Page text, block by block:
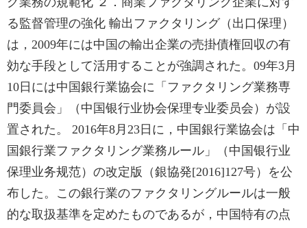
る監督管理の強化 輸出ファクタリング（出口保理）
は，2009年には中国の輸出企業の売掛債権回収の有
効な手段として活用することが強調された。09年3月
10日には中国銀行業協会に「ファクタリング業務専
門委員会」（中国银行业协会保理专业委员会）が設
置された。 2016年8月23日に，中国銀行業協会は「中
国銀行業ファクタリング業務ルール」（中国银行业
保理业务规范）の改定版（銀協発[2016]127号）を公
布した。この銀行業のファクタリングルールは一般
的な取扱基準を定めたものであるが，中国特有の点